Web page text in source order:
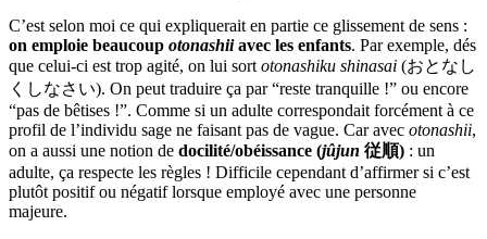
C’est selon moi ce qui expliquerait en partie ce glissement de sens :
on emploie beaucoup otonashiiavec les enfants. Par exemple, dés
que celui-ci est trop agité, on lui sortotonashiku shinasai (おとなし
くしなさい). On peut traduire ça par “reste tranquille !” ou encore
“pas de bêtises !”. Comme si un adulte correspondait forcément à ce
profil de l’individu sage ne faisant pas de vague. Car avec otonashii,
on a aussi une notion de docilité/obéissance (jûjun 従順) : un
adulte, ça respecte les règles ! Difficile cependant d’affirmer si c’est
plutôt positif ou négatif lorsque employé avec une personne
majeure.